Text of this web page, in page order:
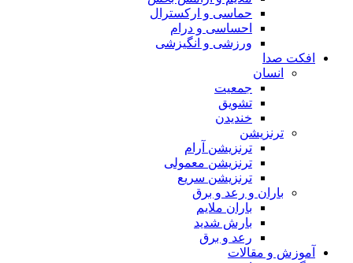
حماسی و ارکسترال
احساسی و درام
ورزشی و انگیزشی
صدا
ترنزیشن آرام
ترنزیشن معمولی
ترنزیشن سریع
باران و رعد و برق
باران ملایم
بارش شدید
رعد و برق
و مقالات